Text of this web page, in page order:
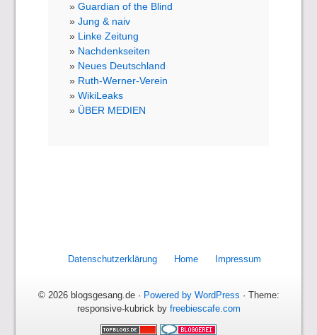
Guardian of the Blind
Jung & naiv
Linke Zeitung
Nachdenkseiten
Neues Deutschland
Ruth-Werner-Verein
WikiLeaks
ÜBER MEDIEN
Datenschutzerklärung Home Impressum
© 2026 blogsgesang.de · Powered by WordPress · Theme:
responsive-kubrick by freebiescafe.com